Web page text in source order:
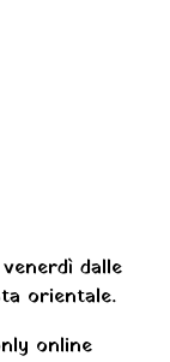
dalle
orientale.
online